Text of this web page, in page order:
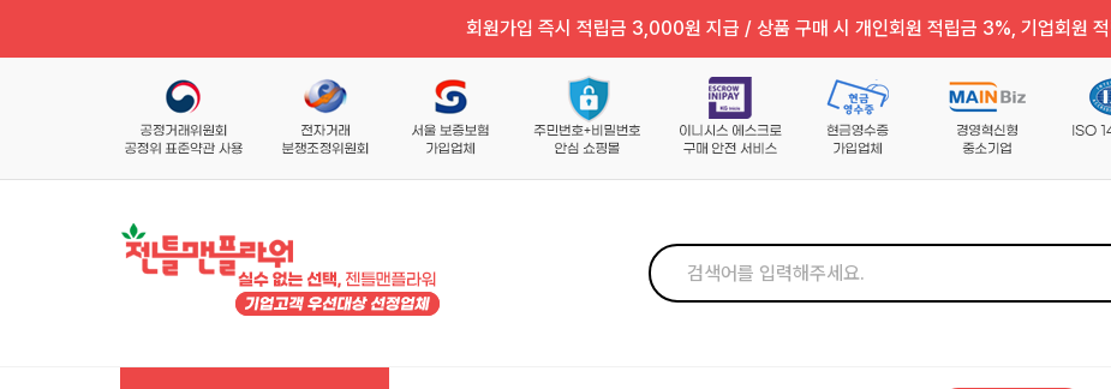
회원가입 즉시 적립금 3,000원 지급 / 상품 구매 시 개인회원 적립금 3%, 기업회원